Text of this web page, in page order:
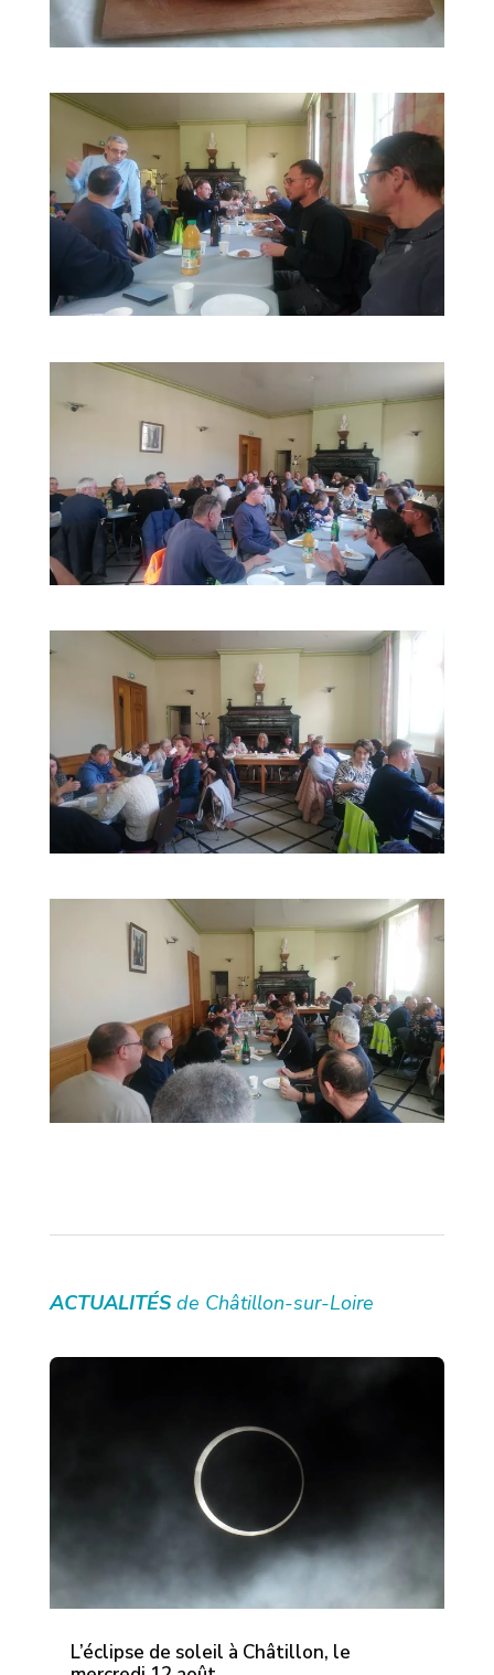
ACTUALITÉS de Châtillon-sur-Loire
L’éclipse de soleil à Châtillon, le